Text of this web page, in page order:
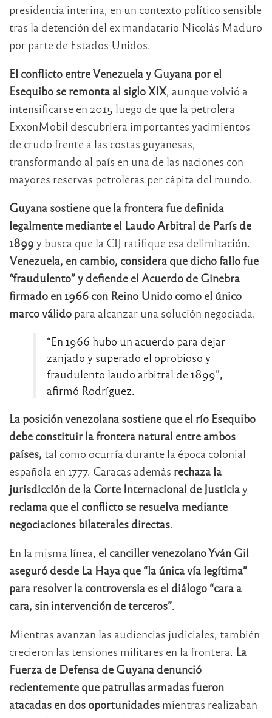
presidencia interina, en un contexto político sensible
tras la detención del ex mandatario Nicolás Maduro
por parte de Estados Unidos.
El conflicto entre Venezuela y Guyana por el
Esequibo se remonta al siglo XIX, aunque volvió a
intensificarse en 2015 luego de que la petrolera
ExxonMobil descubriera importantes yacimientos
de crudo frente a las costas guyanesas,
transformando al país en una de las naciones con
mayores reservas petroleras per cápita del mundo.
Guyana sostiene que la frontera fue definida
legalmente mediante el Laudo Arbitral de París de
1899 y busca que la CIJ ratifique esa delimitación.
Venezuela, en cambio, considera que dicho fallo fue
“fraudulento” y defiende el Acuerdo de Ginebra
firmado en 1966 con Reino Unido como el único
marco válido para alcanzar una solución negociada.
“En 1966 hubo un acuerdo para dejar
zanjado y superado el oprobioso y
fraudulento laudo arbitral de 1899”,
afirmó Rodríguez.
La posición venezolana sostiene que el río Esequibo
debe constituir la frontera natural entre ambos
países, tal como ocurría durante la época colonial
española en 1777. Caracas además rechaza la
jurisdicción de la Corte Internacional de Justiciay
reclama que el conflicto se resuelva mediante
negociaciones bilaterales directas.
En la misma línea, el canciller venezolanoYván Gil
aseguró desde La Haya que “la única vía legítima”
para resolver la controversia es el diálogo “cara a
cara, sin intervención de terceros”.
Mientras avanzan las audiencias judiciales, también
crecieron las tensiones militares en la frontera. La
Fuerza de Defensa de Guyana denunció
recientemente que patrullas armadas fueron
atacadas en dos oportunidades mientras realizaban